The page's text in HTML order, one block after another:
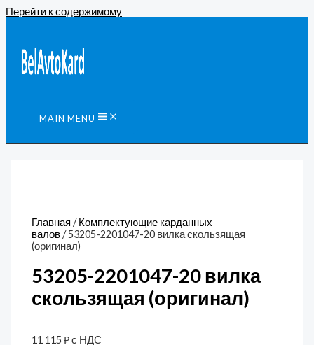
Перейти к содержимому
MAIN MENU
Главная /Комплектующие карданных
валов/ 53205-2201047-20 вилка скользящая
(оригинал)
53205-2201047-20 вилка
скользящая (оригинал)
11 115₽с НДС